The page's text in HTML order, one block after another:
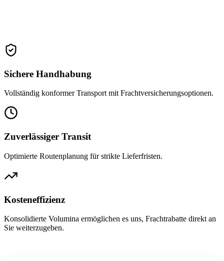
Sichere Handhabung
Vollständig konformer Transport mit Frachtversicherungsoptionen.
Zuverlässiger Transit
Optimierte Routenplanung für strikte Lieferfristen.
Kosteneffizienz
Konsolidierte Volumina ermöglichen es uns, Frachtrabatte direkt an
Sie weiterzugeben.